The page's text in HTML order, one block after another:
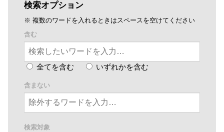
検索オプション
※ 複数のワードを入れるときはスペースを空けてください
含む
全てを含む いずれかを含む
含まない
検索対象